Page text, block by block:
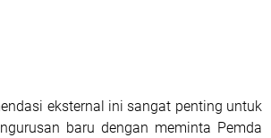
eksternal ini sangat penting untuk
baru dengan meminta Pemda